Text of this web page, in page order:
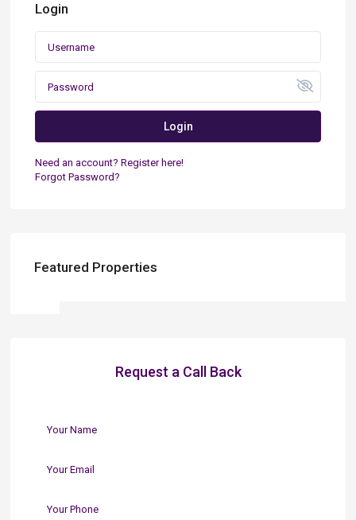
Login
Login
Need an account? Register here!
Forgot Password?
Featured Properties
Request a Call Back